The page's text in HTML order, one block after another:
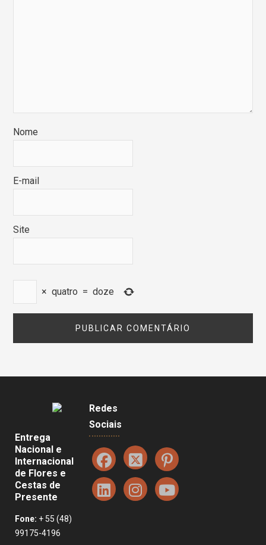
Nome
E-mail
Site
× quatro = doze
Entrega
Nacional e
Internacional
de Flores e
Cestas de
Presente
Fone: + 55 (48)
99175-4196
Redes
Sociais